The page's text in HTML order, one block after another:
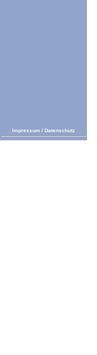
Impressum / Datenschutz